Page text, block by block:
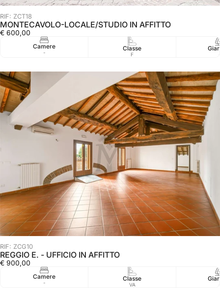
RIF: ZCT18
MONTECAVOLO-LOCALE/STUDIO IN AFFITTO
€ 600,00
Camere
-
Classe
F
RIF: ZCG10
REGGIO E. - UFFICIO IN AFFITTO
€ 900,00
Camere
-
Classe
VA